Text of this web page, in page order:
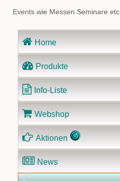
Events wie Messen Seminare etc.
überspringen
Home
Produkte
Info-Liste
Webshop
Aktionen
News